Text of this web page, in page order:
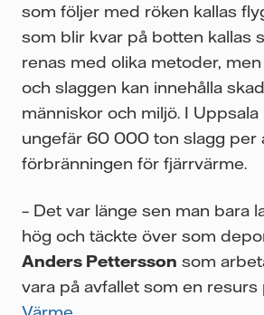
som följer med röken kallas
som blir kvar på botten kallas
renas med olika metoder,
och slaggen kan innehålla
människor och miljö. I
ungefär 60 000 ton slagg per
förbränningen för fjärrvärme.
– Det var länge sen man bara
hög och täckte över som
Anders Pettersson som
vara på avfallet som en resurs